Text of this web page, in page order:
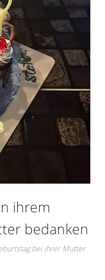
ihrem
bedanken
bei ihrer Mutter